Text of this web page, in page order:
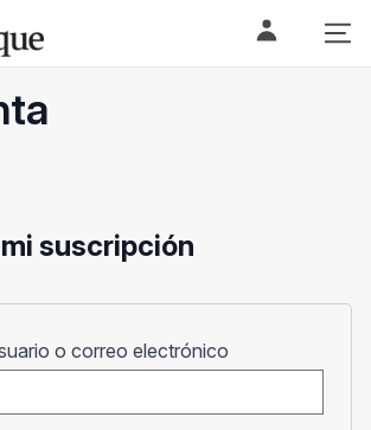
suscripción
o correo electrónico